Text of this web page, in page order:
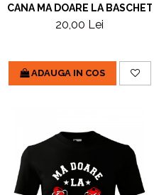
CANA MA DOARE LA BASCHETI
20,00 Lei
ADAUGA IN COS